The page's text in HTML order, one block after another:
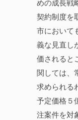
めの成長戦
契約制度を
市において
義な見直し
価されると
関しては、
求められる
予定価格５
注案件を対